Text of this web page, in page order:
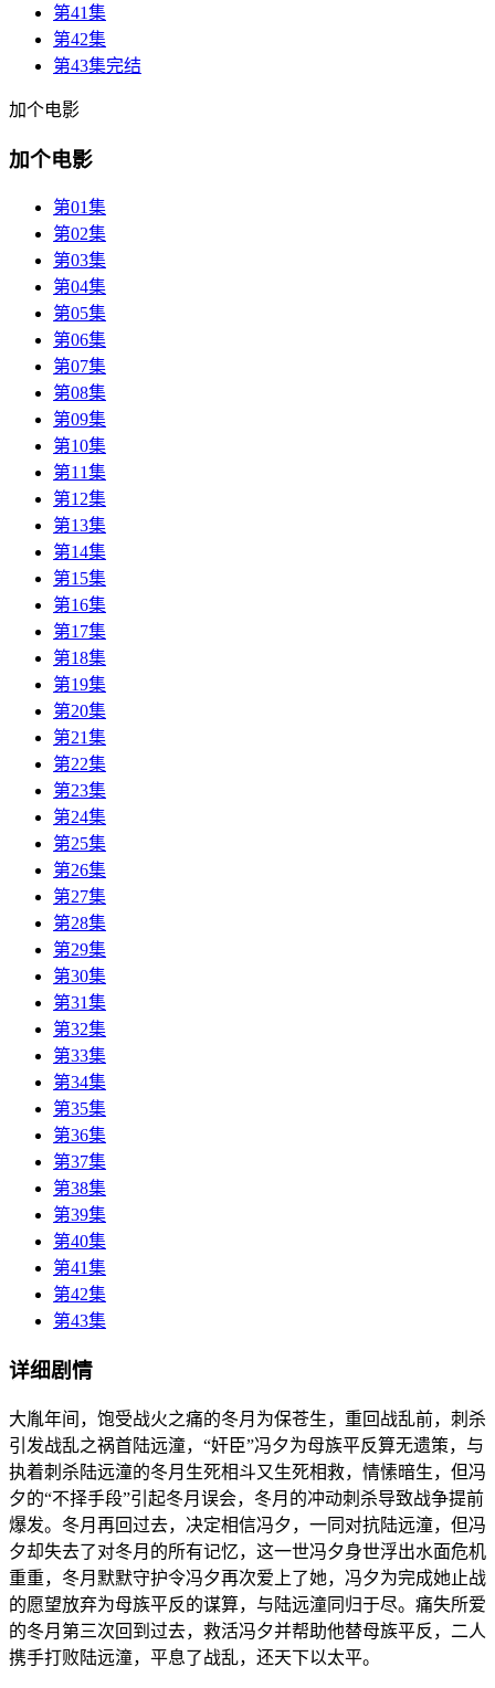
第41集
第42集
第43集完结
加个电影
加个电影
第01集
第02集
第03集
第04集
第05集
第06集
第07集
第08集
第09集
第10集
第11集
第12集
第13集
第14集
第15集
第16集
第17集
第18集
第19集
第20集
第21集
第22集
第23集
第24集
第25集
第26集
第27集
第28集
第29集
第30集
第31集
第32集
第33集
第34集
第35集
第36集
第37集
第38集
第39集
第40集
第41集
第42集
第43集
详细剧情
大胤年间，饱受战火之痛的冬月为保苍生，重回战乱前，刺杀
引发战乱之祸首陆远潼，“奸臣”冯夕为母族平反算无遗策，与
执着刺杀陆远潼的冬月生死相斗又生死相救，情愫暗生，但冯
夕的“不择手段”引起冬月误会，冬月的冲动刺杀导致战争提前
爆发。冬月再回过去，决定相信冯夕，一同对抗陆远潼，但冯
夕却失去了对冬月的所有记忆，这一世冯夕身世浮出水面危机
重重，冬月默默守护令冯夕再次爱上了她，冯夕为完成她止战
的愿望放弃为母族平反的谋算，与陆远潼同归于尽。痛失所爱
的冬月第三次回到过去，救活冯夕并帮助他替母族平反，二人
携手打败陆远潼，平息了战乱，还天下以太平。